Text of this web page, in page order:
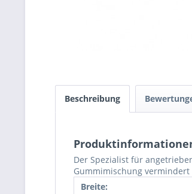
Beschreibung
Produktinformationen
Der Spezialist für
Gummimischung
Breite: